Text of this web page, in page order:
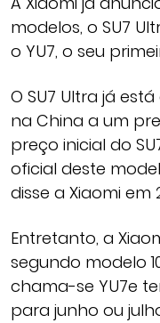
modelos, o SU7
o YU7, o seu
O SU7 Ultra já
na China a um
preço inicial do
oficial deste
disse a Xiaomi em
Entretanto, a
segundo modelo
chama-se YU7e
para junho ou